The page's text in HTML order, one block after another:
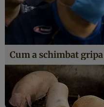
Cum a schimbat